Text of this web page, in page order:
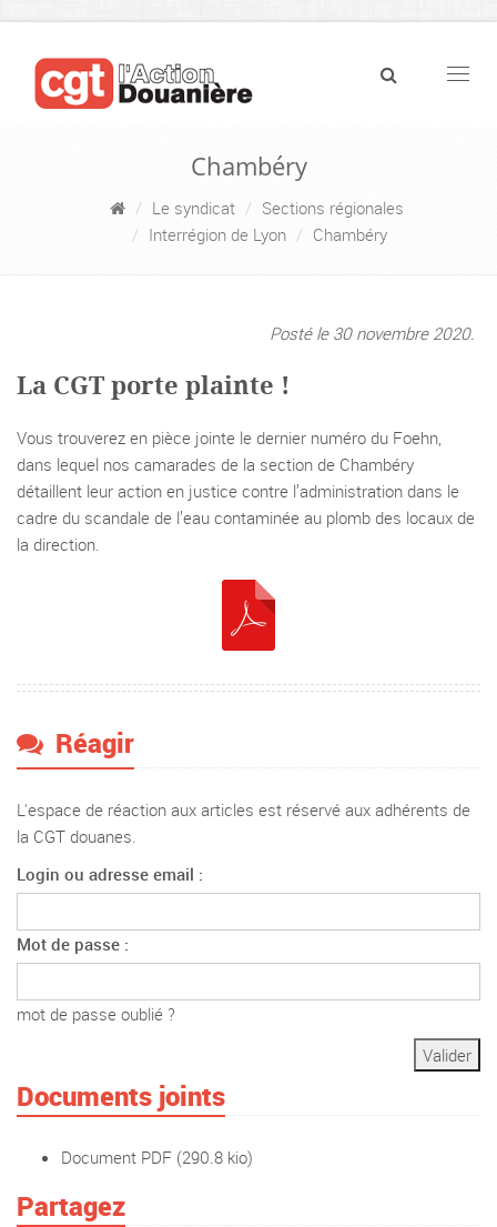
Chambéry
Le syndicat
Sections régionales
Interrégion de Lyon
Chambéry
Posté le 30 novembre 2020.
La CGT porte plainte !
Vous trouverez en pièce jointe le dernier numéro du Foehn,
dans lequel nos camarades de la section de Chambéry
détaillent leur action en justice contre l’administration dans le
cadre du scandale de l’eau contaminée au plomb des locaux de
la direction.
Réagir
L'espace de réaction aux articles est réservé aux adhérents de
la CGT douanes.
Login ou adresse email :
Mot de passe :
mot de passe oublié ?
Documents joints
Document PDF (290.8 kio)
Partagez